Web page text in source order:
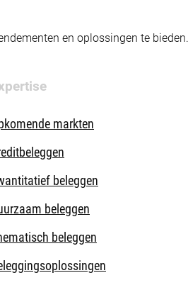
en oplossingen te bieden.
markten
beleggen
beleggen
beleggen